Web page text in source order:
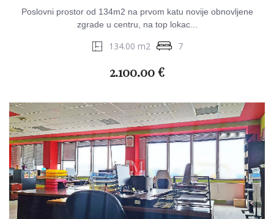
Poslovni prostor od 134m2 na prvom katu novije obnovljene
zgrade u centru, na top lokac...
134.00 m2 7
2.100.00 €